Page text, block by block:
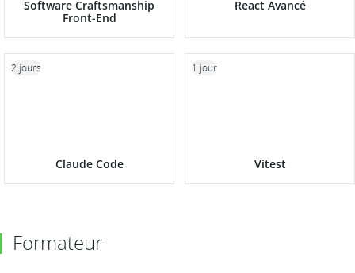
Software Craftsmanship
Front-End
React Avancé
Claude Code
2 jours
Vitest
1 jour
Formateur